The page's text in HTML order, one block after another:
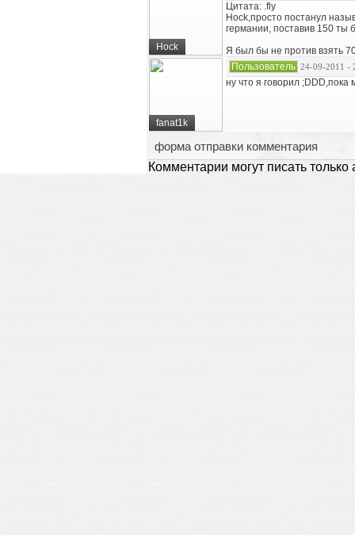
Hock
Цитата: .fly
Hock,просто постанул
германии, поставив 150 ты
Я был бы не против взять
fanat1k
Пользователь 24-09-2011 -
ну что я говорил
форма отправки комментария
Комментарии могут писать